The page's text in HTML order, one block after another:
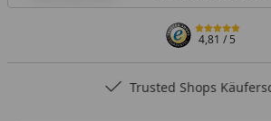
4,81/ 5
Trusted Shops